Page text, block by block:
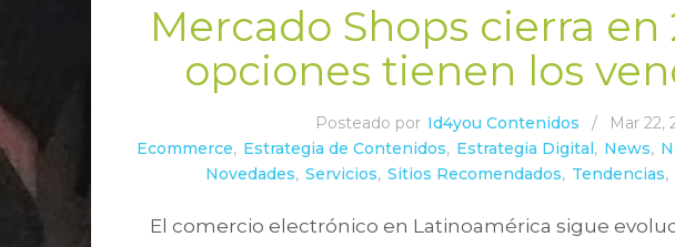
Mercado Shops cierra en
opciones tienen los
Posteado por Id4you Contenidos / Mar 22,
Ecommerce, Estrategia de Contenidos, Estrategia Digital, News,
Novedades, Servicios, Sitios Recomendados, Tendencias,
El comercio electrónico en Latinoamérica sigue